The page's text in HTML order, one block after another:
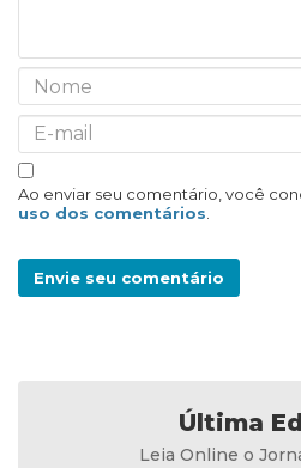
Ao enviar seu comentário, você
uso dos comentários.
Envie seu comentário
Última
Leia Online o